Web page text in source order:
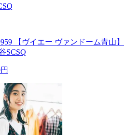
【ヴイエー ヴァンドーム青山】
SCSQ